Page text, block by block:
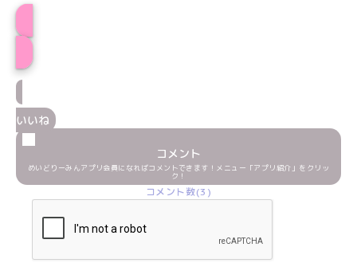
いいね
コメント
めいどりーみんアプリ会員になればコメントできます！メニュー「アプリ紹介」をクリッ
ク！
コメント数(3)